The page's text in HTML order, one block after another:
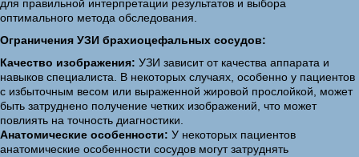
для правильной интерпретации результатов и выбора
оптимального метода обследования.
Ограничения УЗИ брахиоцефальных сосудов:
Качество изображения: УЗИ зависит от качества аппарата и
навыков специалиста. В некоторых случаях, особенно у пациентов
с избыточным весом или выраженной жировой прослойкой, может
быть затруднено получение четких изображений, что может
повлиять на точность диагностики.
Анатомические особенности: У некоторых пациентов
анатомические особенности сосудов могут затруднять